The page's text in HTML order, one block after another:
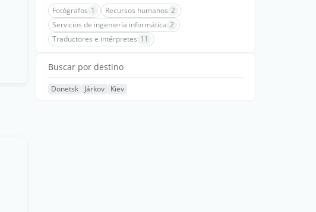
Fotógrafos 1 Recursos humanos 2
Servicios de ingeniería informática 2
Traductores e intérpretes 11
Buscar por destino
Donetsk Járkov Kiev